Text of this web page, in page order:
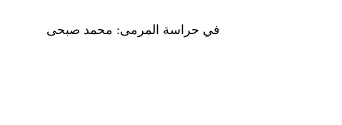
في حراسة المرمى: محمد صبحى